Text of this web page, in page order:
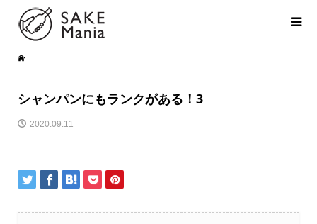
シャンパンにもランクがある！3
2020.09.11